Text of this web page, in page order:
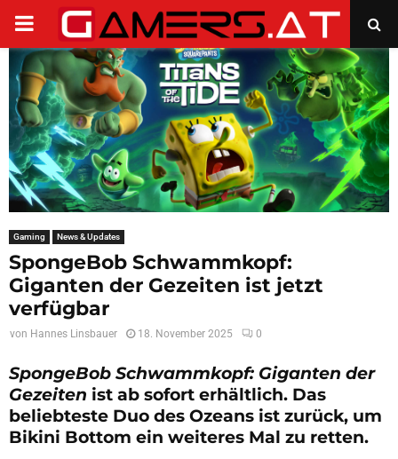
PRIMARY
MENU
Gaming News & Updates
SpongeBob Schwammkopf:
Giganten der Gezeiten ist jetzt
verfügbar
von Hannes Linsbauer 18. November 2025 0
SpongeBob Schwammkopf: Giganten der
Gezeiten ist ab sofort erhältlich. Das
beliebteste Duo des Ozeans ist zurück, um
Bikini Bottom ein weiteres Mal zu retten.